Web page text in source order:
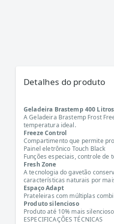
Detalhes do produto
Geladeira Brastemp 400
A Geladeira Brastemp Frost
temperatura ideal.
Freeze Control
Compartimento que permite
Painel eletrônico Touch Black
Funções especiais, controle
Fresh Zone
A tecnologia do gavetão
características naturais por
Espaço Adapt
Prateleiras com múltiplas
Produto silencioso
Produto até 10% mais
ESPECIFICAÇÕES TÉCNICAS